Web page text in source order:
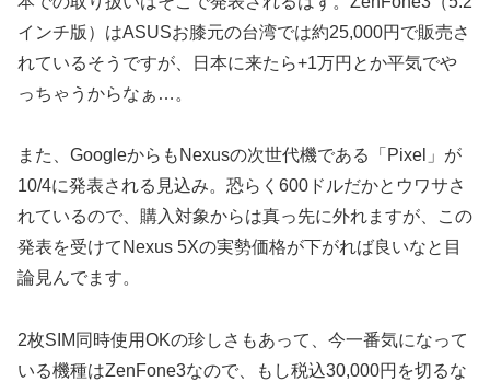
インチ版）はASUSお膝元の台湾では約25,000円で販売さ
れているそうですが、日本に来たら+1万円とか平気でや
っちゃうからなぁ…。
また、GoogleからもNexusの次世代機である「Pixel」が
10/4に発表される見込み。恐らく600ドルだかとウワサさ
れているので、購入対象からは真っ先に外れますが、この
発表を受けてNexus 5Xの実勢価格が下がれば良いなと目
論見んでます。
2枚SIM同時使用OKの珍しさもあって、今一番気になって
いる機種はZenFone3なので、もし税込30,000円を切るな